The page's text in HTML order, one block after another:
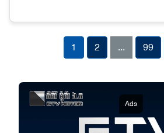
1 2 ... 99